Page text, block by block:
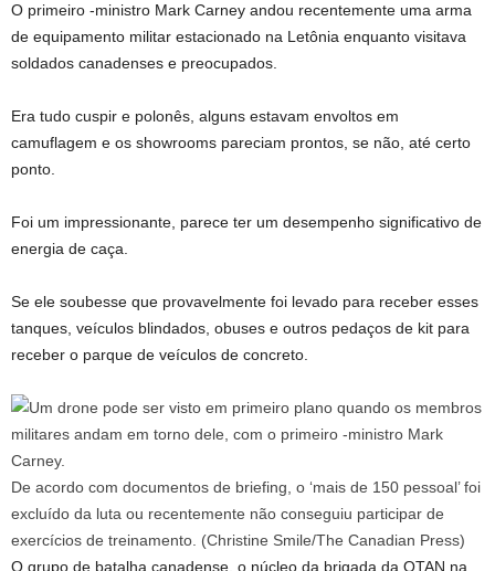
O primeiro -ministro Mark Carney andou recentemente uma arma
de equipamento militar estacionado na Letônia enquanto visitava
soldados canadenses e preocupados.
Era tudo cuspir e polonês, alguns estavam envoltos em
camuflagem e os showrooms pareciam prontos, se não, até certo
ponto.
Foi um impressionante, parece ter um desempenho significativo de
energia de caça.
Se ele soubesse que provavelmente foi levado para receber esses
tanques, veículos blindados, obuses e outros pedaços de kit para
receber o parque de veículos de concreto.
De acordo com documentos de briefing, o ‘mais de 150 pessoal’ foi
excluído da luta ou recentemente não conseguiu participar de
exercícios de treinamento. (Christine Smile/The Canadian Press)
O grupo de batalha canadense, o núcleo da brigada da OTAN na